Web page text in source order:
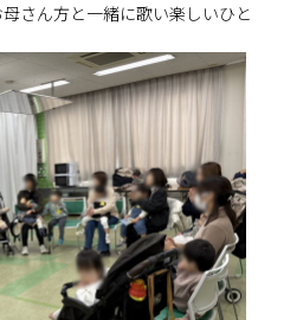
さん方と一緒に歌い楽しいひと